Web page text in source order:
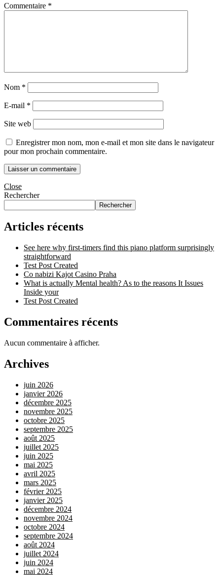
Commentaire *
Nom *
E-mail *
Site web
Enregistrer mon nom, mon e-mail et mon site dans le navigateur
pour mon prochain commentaire.
Close
Rechercher
Rechercher
Articles récents
See here why first-timers find this piano platform surprisingly
straightforward
Test Post Created
Co nabizi Kajot Casino Praha
What is actually Mental health? As to the reasons It Issues
Inside your
Test Post Created
Commentaires récents
Aucun commentaire à afficher.
Archives
juin 2026
janvier 2026
décembre 2025
novembre 2025
octobre 2025
septembre 2025
août 2025
juillet 2025
juin 2025
mai 2025
avril 2025
mars 2025
février 2025
janvier 2025
décembre 2024
novembre 2024
octobre 2024
septembre 2024
août 2024
juillet 2024
juin 2024
mai 2024